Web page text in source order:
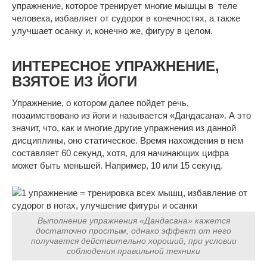
упражнение, которое тренирует многие мышцы в теле
человека, избавляет от судорог в конечностях, а также
улучшает осанку и, конечно же, фигуру в целом.
ИНТЕРЕСНОЕ УПРАЖНЕНИЕ,
ВЗЯТОЕ ИЗ ЙОГИ
Упражнение, о котором далее пойдет речь,
позаимствовано из йоги и называется «Дандасана». А это
значит, что, как и многие другие упражнения из данной
дисциплины, оно статическое. Время нахождения в нем
составляет 60 секунд, хотя, для начинающих цифра
может быть меньшей. Например, 10 или 15 секунд.
Выполнение упражнения «Дандасана» кажется
достаточно простым, однако эффект от него
получается действительно хороший, при условии
соблюдения правильной техники